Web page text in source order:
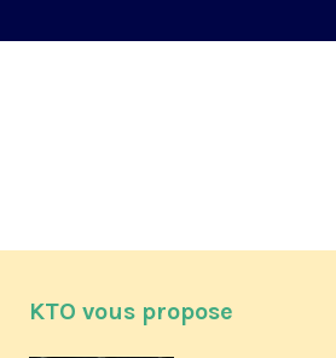
KTO vous propose